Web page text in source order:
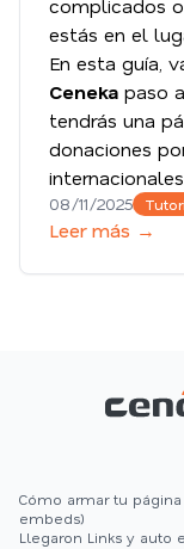
complicados
estás en el
En esta guía,
Ceneka paso
tendrás una
donaciones
internacionales.
08/11/2025
Leer más →
Cómo armar tu
embeds)
Llegaron Links y auto